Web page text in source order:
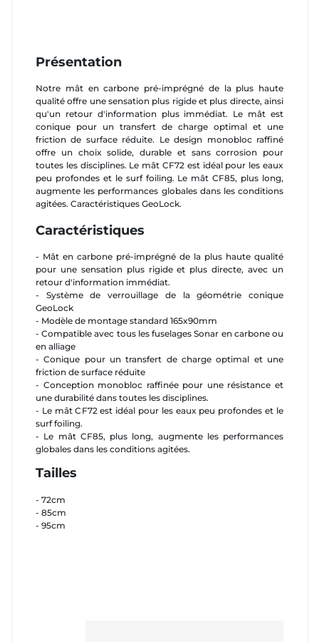
Présentation
Notre mât en carbone pré-imprégné de la plus haute
qualité offre une sensation plus rigide et plus directe, ainsi
qu'un retour d'information plus immédiat. Le mât est
conique pour un transfert de charge optimal et une
friction de surface réduite. Le design monobloc raffiné
offre un choix solide, durable et sans corrosion pour
toutes les disciplines. Le mât CF72 est idéal pour les eaux
peu profondes et le surf foiling. Le mât CF85, plus long,
augmente les performances globales dans les conditions
agitées. Caractéristiques GeoLock.
Caractéristiques
- Mât en carbone pré-imprégné de la plus haute qualité
pour une sensation plus rigide et plus directe, avec un
retour d'information immédiat.
- Système de verrouillage de la géométrie conique
GeoLock
- Modèle de montage standard 165x90mm
- Compatible avec tous les fuselages Sonar en carbone ou
en alliage
- Conique pour un transfert de charge optimal et une
friction de surface réduite
- Conception monobloc raffinée pour une résistance et
une durabilité dans toutes les disciplines.
- Le mât CF72 est idéal pour les eaux peu profondes et le
surf foiling.
- Le mât CF85, plus long, augmente les performances
globales dans les conditions agitées.
Tailles
- 72cm
- 85cm
- 95cm